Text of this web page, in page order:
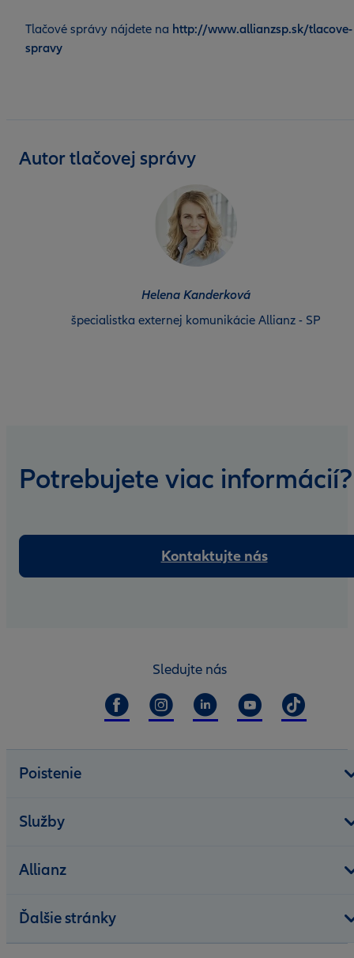
Tlačové správy nájdete na http://www.allianzsp.sk/tlacove-
spravy
Autor tlačovej správy
Helena Kanderková
špecialistka externej komunikácie Allianz - SP
Potrebujete viac informácií?
Kontaktujte nás
Sledujte nás
Poistenie
Služby
Allianz
Ďalšie stránky